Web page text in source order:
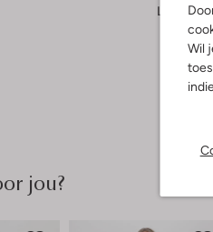
Wil
Lengte:
jou?